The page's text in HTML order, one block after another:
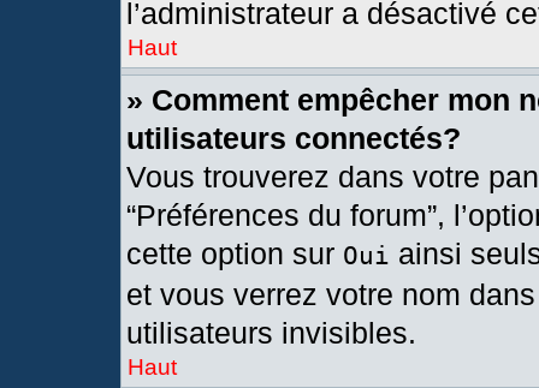
l’administrateur a désactivé
Haut
» Comment empêcher mon
utilisateurs connectés?
Vous trouverez dans votre
“Préférences du forum”,
cette option sur Oui ainsi
et vous verrez votre nom
utilisateurs invisibles.
Haut